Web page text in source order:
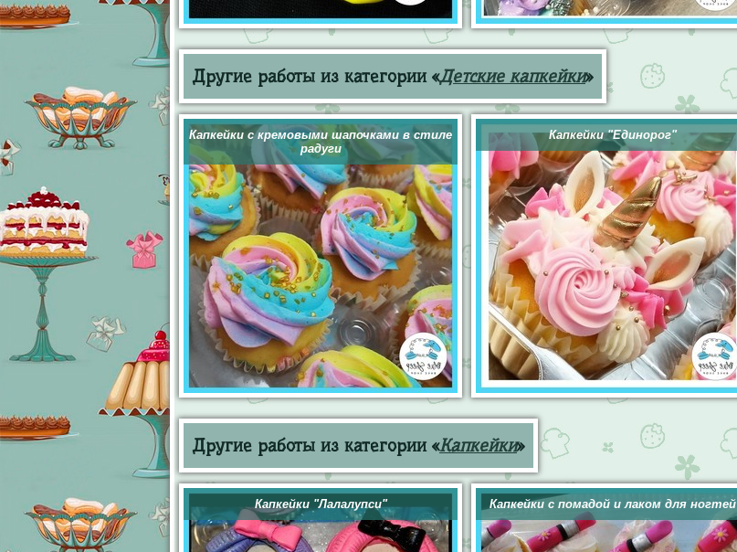
Другие работы из категории «Детские капкейки»
Капкейки с кремовыми шапочками в стиле
радуги
Капкейки "Единорог"
Другие работы из категории «Капкейки»
Капкейки "Лалалупси" Капкейки с помадой и лаком для ногтей